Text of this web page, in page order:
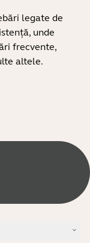
legate de
unde
frecvente,
altele.